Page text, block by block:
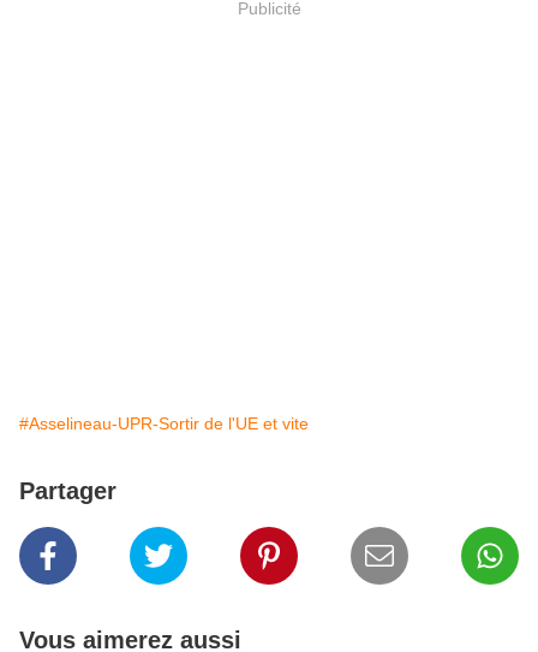
Publicité
#Asselineau-UPR-Sortir de l'UE et vite
Partager
Vous aimerez aussi